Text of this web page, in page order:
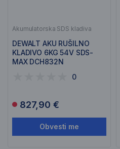
Akumulatorska SDS kladiva
DEWALT AKU RUŠILNO
KLADIVO 6KG 54V SDS-
MAX DCH832N
0
827,90 €
Obvesti me